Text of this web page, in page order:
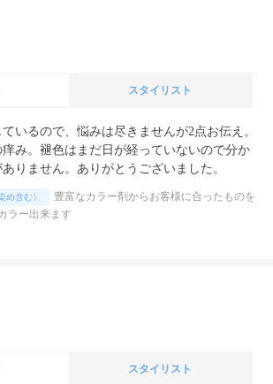
スタイリスト
いるので、悩みは尽きませんが2点お伝え。
み。褪色はまだ日が経っていないので分か
りません。ありがとうございました。
め含む）
豊富なカラー剤からお客様に合ったものを
ラー出来ます
スタイリスト